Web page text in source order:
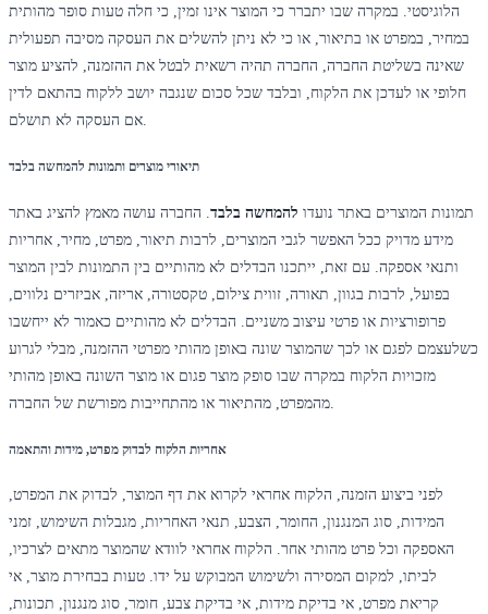
הלוגיסטי. במקרה שבו יתברר כי המוצר אינו זמין, כי חלה טעות סופר מהותית
במחיר, במפרט או בתיאור, או כי לא ניתן להשלים את העסקה מסיבה תפעולית
שאינה בשליטת החברה, החברה תהיה רשאית לבטל את ההזמנה, להציע מוצר
חלופי או לעדכן את הלקוח, ובלבד שכל סכום שנגבה יושב ללקוח בהתאם לדין
תיאורי מוצרים ותמונות להמחשה בלבד
תמונות המוצרים באתר נועדו להמחשה בלבד . החברה עושה מאמץ להציג באתר
מידע מדויק ככל האפשר לגבי המוצרים, לרבות תיאור, מפרט, מחיר, אחריות
ותנאי אספקה. עם זאת, ייתכנו הבדלים לא מהותיים בין התמונות לבין המוצר
בפועל, לרבות בגוון, תאורה, זווית צילום, טקסטורה, אריזה, אביזרים נלווים,
פרופורציות או פרטי עיצוב משניים. הבדלים לא מהותיים כאמור לא ייחשבו
כשלעצמם לפגם או לכך שהמוצר שונה באופן מהותי מפרטי ההזמנה, מבלי לגרוע
מזכויות הלקוח במקרה שבו סופק מוצר פגום או מוצר השונה באופן מהותי
אחריות הלקוח לבדוק מפרט, מידות והתאמה
לפני ביצוע הזמנה, הלקוח אחראי לקרוא את דף המוצר, לבדוק את המפרט,
המידות, סוג המנגנון, החומר, הצבע, תנאי האחריות, מגבלות השימוש, זמני
האספקה וכל פרט מהותי אחר. הלקוח אחראי לוודא שהמוצר מתאים לצרכיו,
לביתו, למקום המסירה ולשימוש המבוקש על ידו. טעות בבחירת מוצר, אי
קריאת מפרט, אי בדיקת מידות, אי בדיקת צבע, חומר, סוג מנגנון, תכונות,